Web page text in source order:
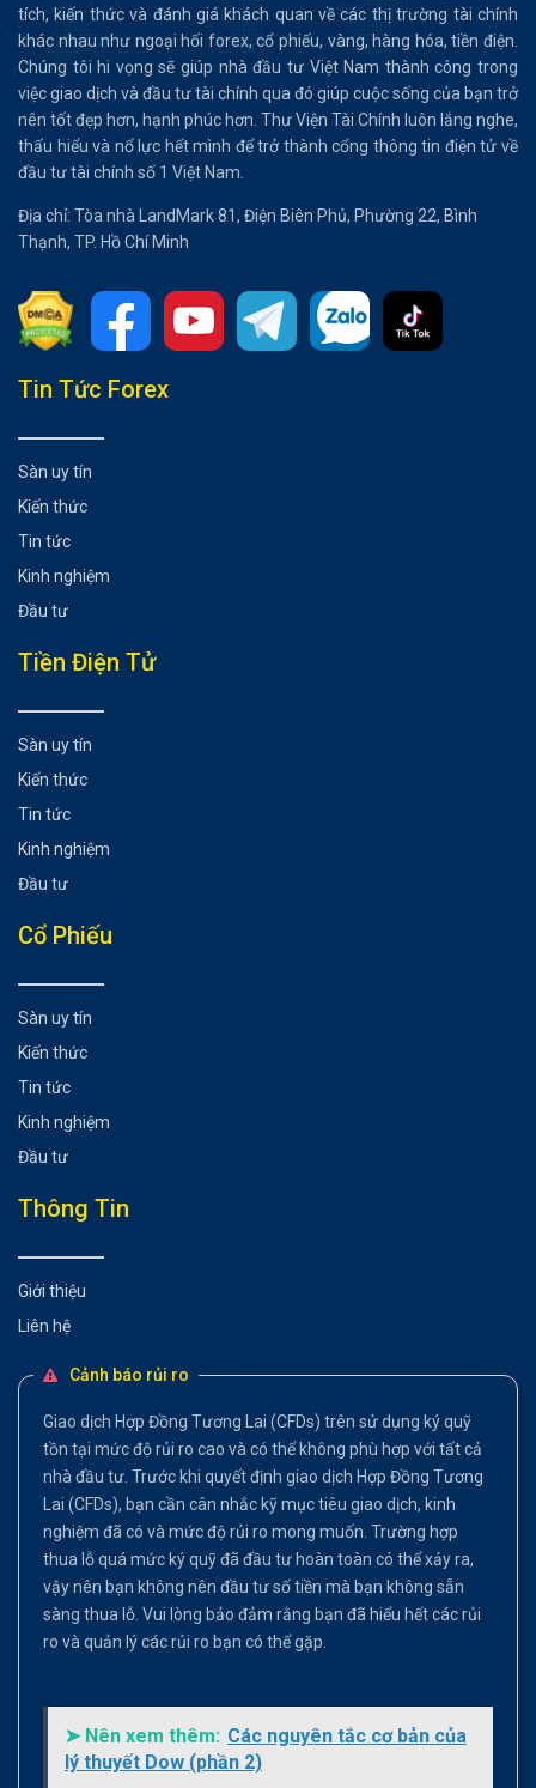
tích, kiến thức và đánh giá khách quan về các thị trường tài chính
khác nhau như ngoại hối forex, cổ phiếu, vàng, hàng hóa, tiền điện.
Chúng tôi hi vọng sẽ giúp nhà đầu tư Việt Nam thành công trong
việc giao dịch và đầu tư tài chính qua đó giúp cuộc sống của bạn trở
nên tốt đẹp hơn, hạnh phúc hơn. Thư Viện Tài Chính luôn lắng nghe,
thấu hiểu và nổ lực hết mình để trở thành cổng thông tin điện tử về
đầu tư tài chính số 1 Việt Nam.
Địa chỉ: Tòa nhà LandMark 81, Điện Biên Phủ, Phường 22, Bình
Thạnh, TP. Hồ Chí Minh
Tổng hợp bài viết
chênh lệch lãi suất
Lợi ích khi giao dịch chênh lệch lãi suất
Trader cần lưu ý những gì khi giao dịch chênh lệch lãi suất
Kết luận tóm tắt giao dịch chênh lệch lãi suất
Tin Tức Forex
Sàn uy tín
Kiến thức
Tin tức
Kinh nghiệm
Đầu tư
Tiền Điện Tử
Sàn uy tín
Kiến thức
Tin tức
Kinh nghiệm
Đầu tư
Cổ Phiếu
Sàn uy tín
Kiến thức
Tin tức
Kinh nghiệm
Đầu tư
Thông Tin
Giới thiệu
Liên hệ
Cảnh báo rủi ro
Giao dịch Hợp Đồng Tương Lai (CFDs) trên sử dụng ký quỹ
tồn tại mức độ rủi ro cao và có thể không phù hợp với tất cả
nhà đầu tư. Trước khi quyết định giao dịch Hợp Đồng Tương
Lai (CFDs), bạn cần cân nhắc kỹ mục tiêu giao dịch, kinh
nghiệm đã có và mức độ rủi ro mong muốn. Trường hợp
thua lỗ quá mức ký quỹ đã đầu tư hoàn toàn có thể xảy ra,
vậy nên bạn không nên đầu tư số tiền mà bạn không sẵn
sàng thua lỗ. Vui lòng bảo đảm rằng bạn đã hiểu hết các rủi
ro và quản lý các rủi ro bạn có thể gặp.
➤ Nên xem thêm: Các nguyên tắc cơ bản của
lý thuyết Dow (phần 2)